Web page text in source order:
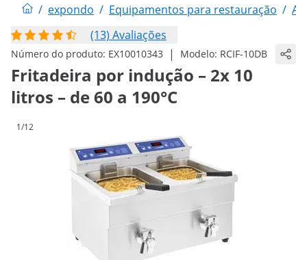
/ expondo / Equipamentos para restauração /
(13) Avaliações
Número do produto: EX10010343 | Modelo: RCIF-10DB
Fritadeira por indução – 2x 10
litros – de 60 a 190°C
1/12